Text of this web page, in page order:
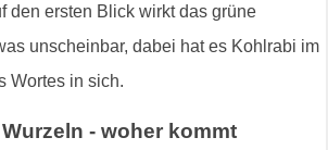
den ersten Blick wirkt das grüne
unscheinbar, dabei hat es Kohlrabi im
Wortes in sich.
- woher kommt